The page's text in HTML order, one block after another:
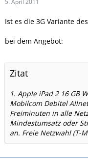
Ist es die 3G Variante
bei dem Angebot:
Zitat
1. Apple iPad 2 16 GB
Mobilcom Debitel
Freiminuten in alle
Mindestumsatz oder
an. Freie Netzwahl (T-